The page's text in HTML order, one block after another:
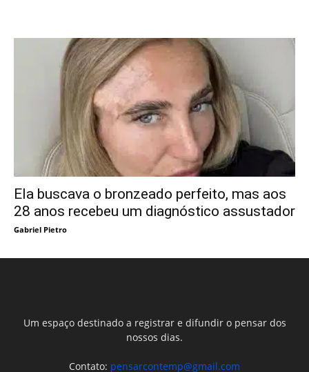
Ela buscava o bronzeado perfeito, mas aos
28 anos recebeu um diagnóstico assustador
Gabriel Pietro
Um espaço destinado a registrar e difundir o pensar dos
nossos dias.
Contato: pensarcontemp@gmail.com